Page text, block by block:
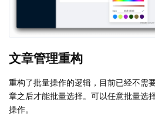
文章管理重构
重构了批量操作的逻辑，目前已经不需
章之后才能批量选择。可以任意批量选
操作。